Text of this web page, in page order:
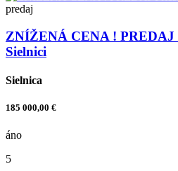
predaj
ZNÍŽENÁ CENA ! PREDAJ
Sielnici
Sielnica
185 000,00 €
áno
5